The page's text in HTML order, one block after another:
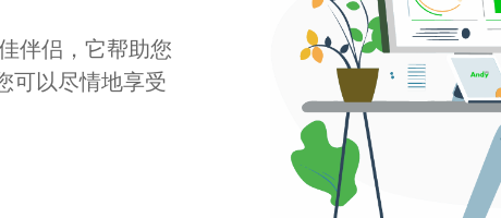
伴侣，它帮助您
可以尽情地享受